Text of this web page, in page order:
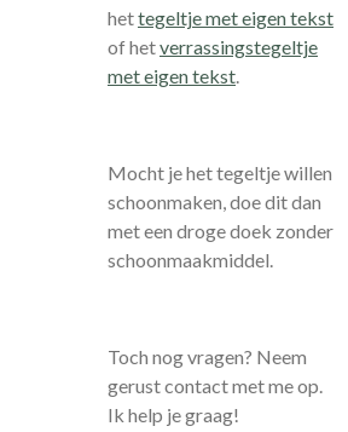
hettegeltje met eigen tekst
of hetverrassingstegeltje
met eigen tekst.
Mocht je het tegeltje willen
schoonmaken, doe dit dan
met een droge doek zonder
schoonmaakmiddel.
Toch nog vragen? Neem
gerust contact met me op.
Ik help je graag!